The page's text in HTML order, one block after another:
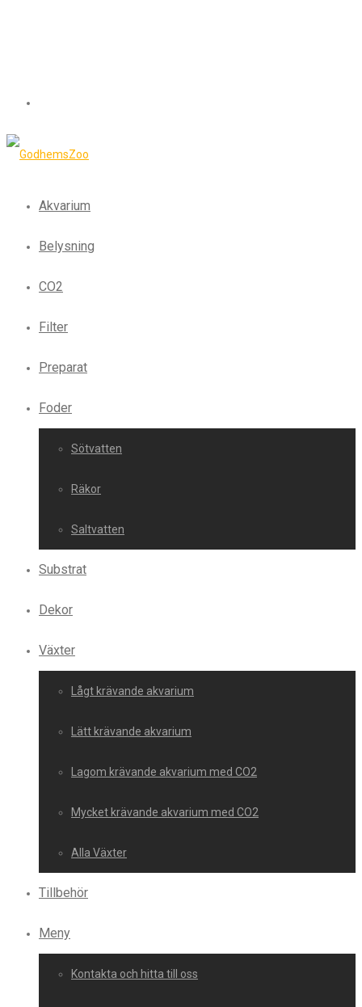
Akvarium
Belysning
CO2
Filter
Preparat
Foder
Sötvatten
Räkor
Saltvatten
Substrat
Dekor
Växter
Lågt krävande akvarium
Lätt krävande akvarium
Lagom krävande akvarium med CO2
Mycket krävande akvarium med CO2
Alla Växter
Tillbehör
Meny
Kontakta och hitta till oss